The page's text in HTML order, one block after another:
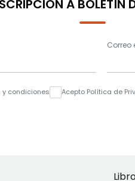
A BOLETÍN
Correo
y condiciones Acepto Política de